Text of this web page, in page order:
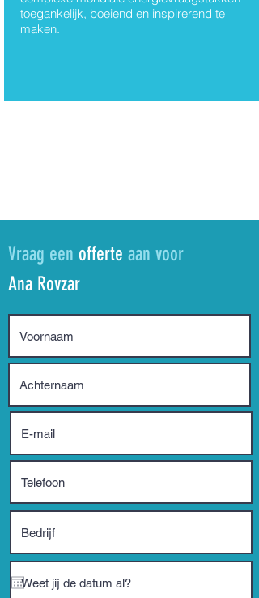
toegankelijk, boeiend en inspirerend te
maken.
Vraag een offerte aan voor
Ana Rovzar